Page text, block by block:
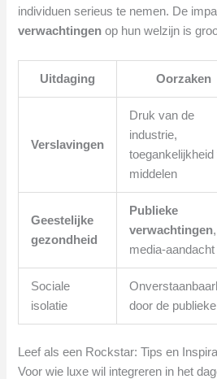
individuen serieus te nemen. De
verwachtingen op hun welzijn is
Uitdaging Oorzaken
Verslavingen
Druk van de
industrie,
toegankelijkheid
middelen
Geestelijke
gezondheid
Publieke
verwachtingen,
media-aandacht
Sociale
isolatie
door de publieke
Leef als een Rockstar: Tips en
Voor wie luxe wil integreren in het